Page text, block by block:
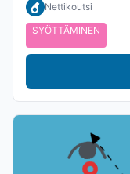
Nettikoutsi
SYÖTTÄMINEN